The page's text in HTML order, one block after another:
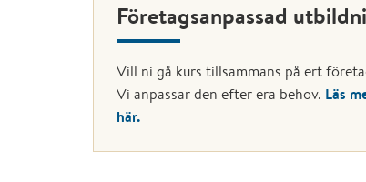
Företagsanpassad
Vill ni gå kurs tillsammans på ert
Vi anpassar den efter era behov. Läs
här.